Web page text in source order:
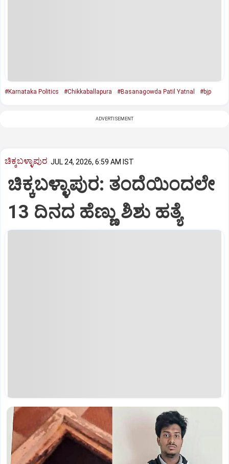
#Karnataka Politics #Chikkaballapura #Basanagowda Patil Yatnal #bjp
ADVERTISEMENT
ಚಿಕ್ಕಬಳ್ಳಾಪುರ JUL 24, 2026, 6:59 AM IST
ಚಿಕ್ಕಬಳ್ಳಾಪುರ: ತಂದೆಯಿಂದಲೇ
13 ದಿನದ ಹೆಣ್ಣು ಶಿಶು ಹತ್ಯೆ